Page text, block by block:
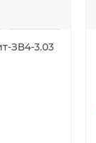
ЗВ4-3.03